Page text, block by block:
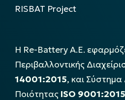
RISBAT Project
Η Re-Battery Α.Ε.
Περιβαλλοντικής
14001:2015, και Σύστημα
Ποιότητας ISO 9001:2015